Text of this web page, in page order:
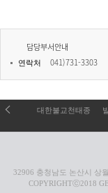
담당부서안내
연락처 041)731-3303
대한불교천태종
32906 충청남도 논산시 상
COPYRIGHTⓒ2018